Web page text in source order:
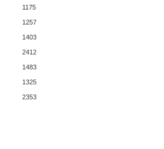
1175
1257
1403
2412
1483
1325
2353